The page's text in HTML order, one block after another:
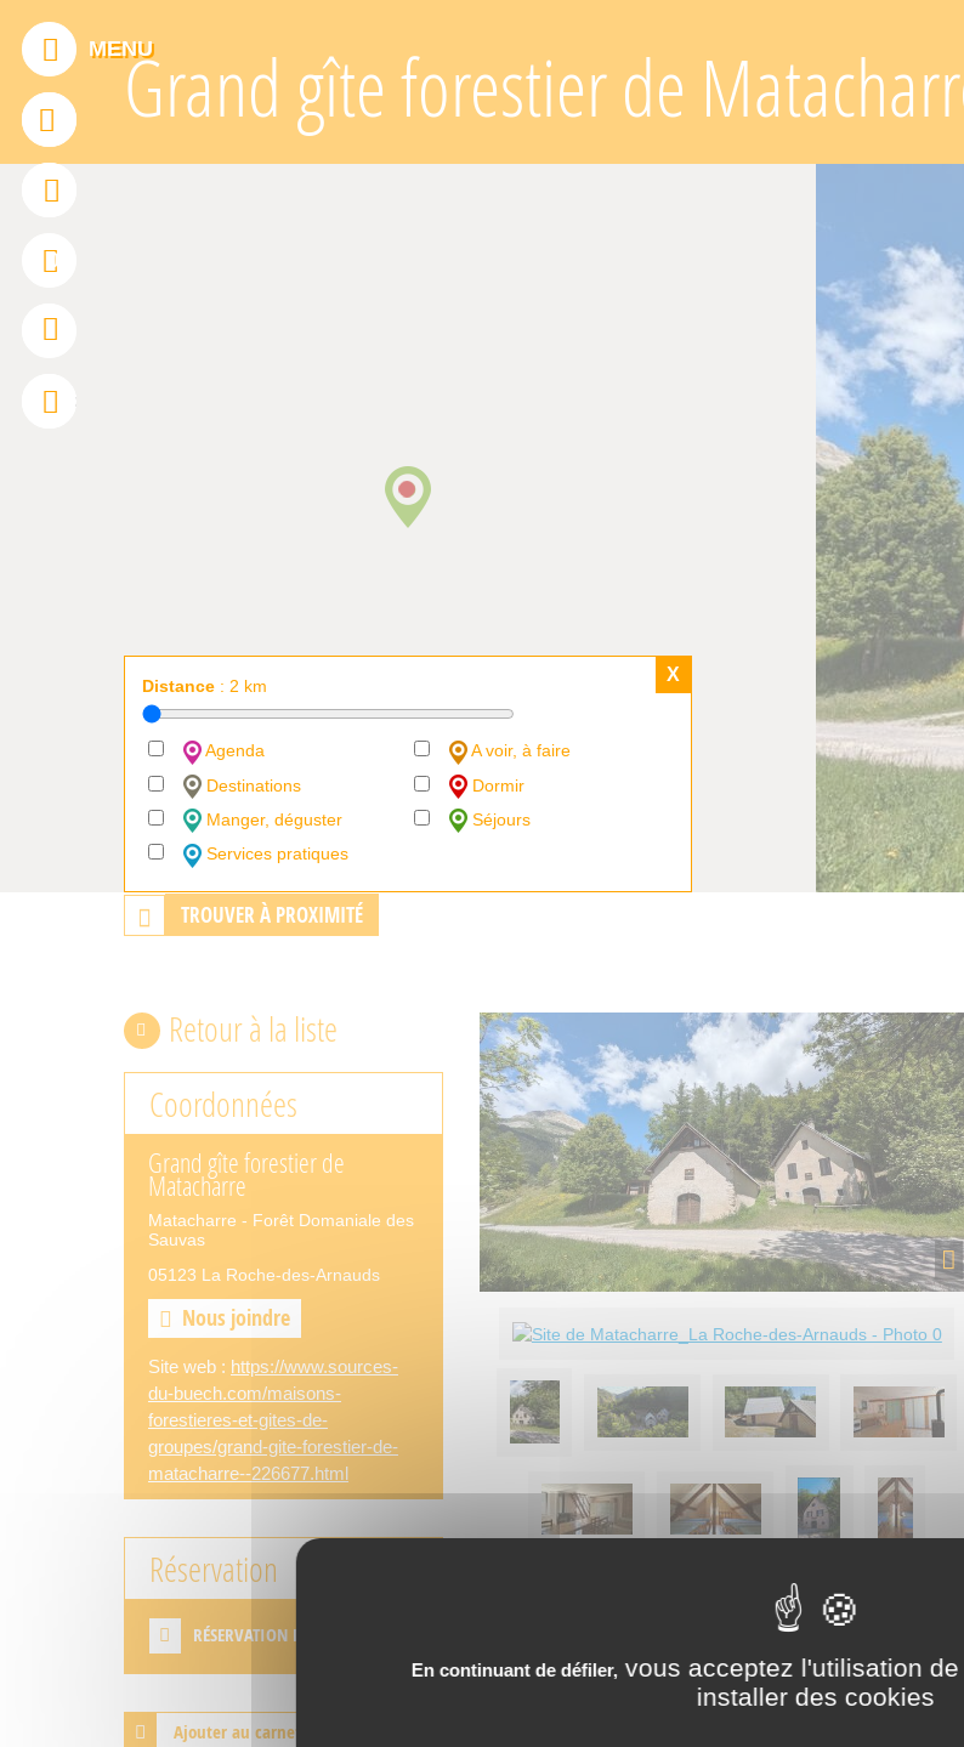
Grand gîte forestier de
TROUVER À PROXIMITÉ
X
Distance : 2 km
Agenda
A voir, à faire
Destinations
Dormir
Manger, déguster
Séjours
Services pratiques
Retour à la liste
Coordonnées
Grand gîte forestier de
Matacharre
Matacharre - Forêt Domaniale des
Sauvas
05123 La Roche-des-Arnauds
Nous joindre
Site web : https://www.sources-
du-buech.com/maisons-
forestieres-et-gites-de-
groupes/grand-gite-forestier-de-
matacharre--226677.html
Réservation
RÉSERVATION DIRECTE
Ajouter au carnet de voyage
MENU
ADDTHIS EST DÉSACTIVÉ. Autoriser
0
FRANÇAIS
En continuant de défiler,vous acceptez l'utilisation
installer des cookies